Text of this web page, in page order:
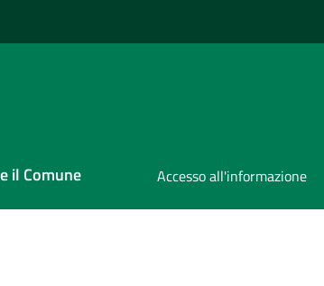
il Comune Accesso all'informazione